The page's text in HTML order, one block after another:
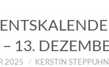
– 13.
2025 KERSTIN STEPPUHN